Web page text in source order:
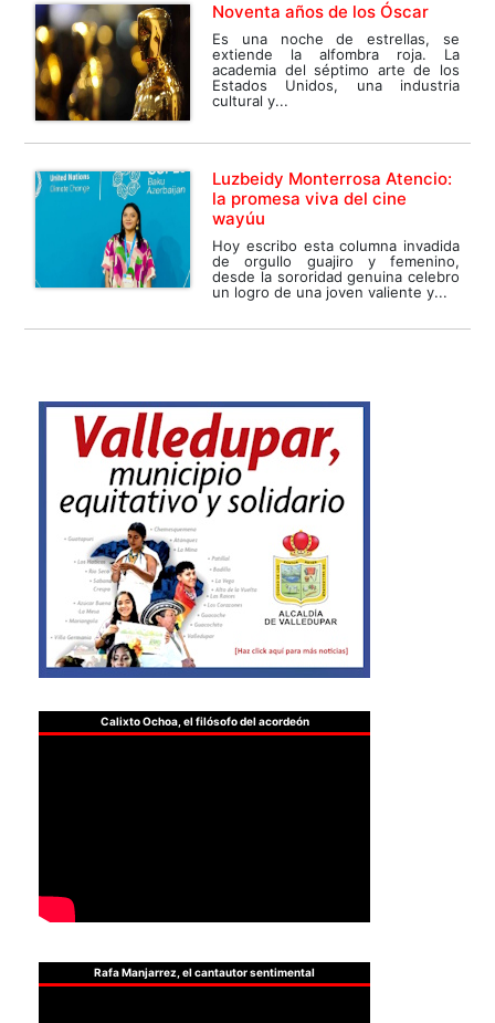
Noventa años de los Óscar
Es una noche de estrellas, se
extiende la alfombra roja. La
academia del séptimo arte de los
Estados Unidos, una industria
cultural y...
Luzbeidy Monterrosa Atencio:
la promesa viva del cine
wayúu
Hoy escribo esta columna invadida
de orgullo guajiro y femenino,
desde la sororidad genuina celebro
un logro de una joven valiente y...
Calixto Ochoa, el filósofo del acordeón
Rafa Manjarrez, el cantautor sentimental